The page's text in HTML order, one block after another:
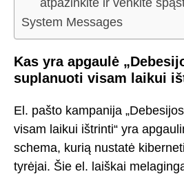
atpažinkite ir venkite
System Messages
Kas yra apgaulė
suplanuoti visam laikui
El. pašto kampanija
visam laikui ištrinti“ yra
schema, kurią nustatė
tyrėjai. Šie el. laiškai